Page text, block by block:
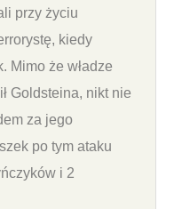
przy życiu
kiedy
Mimo że władze
Goldsteina, nikt nie
za jego
po tym ataku
i 2